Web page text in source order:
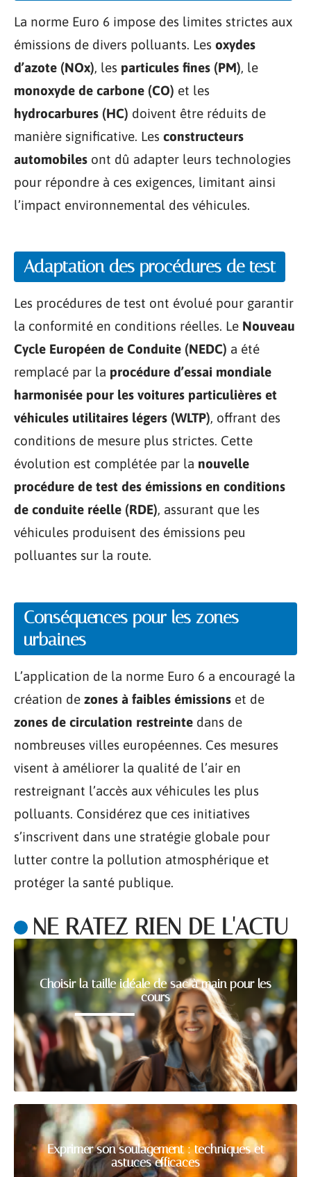
La norme Euro 6 impose des limites strictes aux
émissions de divers polluants. Les oxydes
d’azote (NOx), les particules fines (PM), le
monoxyde de carbone (CO) et les
hydrocarbures (HC) doivent être réduits de
manière significative. Les constructeurs
automobiles ont dû adapter leurs technologies
pour répondre à ces exigences, limitant ainsi
l’impact environnemental des véhicules.
Adaptation des procédures de test
Les procédures de test ont évolué pour garantir
la conformité en conditions réelles. Le Nouveau
Cycle Européen de Conduite (NEDC) a été
remplacé par la procédure d’essai mondiale
harmonisée pour les voitures particulières et
véhicules utilitaires légers (WLTP), offrant des
conditions de mesure plus strictes. Cette
évolution est complétée par la nouvelle
procédure de test des émissions en conditions
de conduite réelle (RDE), assurant que les
véhicules produisent des émissions peu
polluantes sur la route.
Conséquences pour les zones
urbaines
L’application de la norme Euro 6 a encouragé la
création de zones à faibles émissions et de
zones de circulation restreinte dans de
nombreuses villes européennes. Ces mesures
visent à améliorer la qualité de l’air en
restreignant l’accès aux véhicules les plus
polluants. Considérez que ces initiatives
s’inscrivent dans une stratégie globale pour
lutter contre la pollution atmosphérique et
protéger la santé publique.
NE RATEZ RIEN DE L'ACTU
Choisir la taille idéale de sac à main pour les
cours
Exprimer son soulagement : techniques et
astuces efficaces